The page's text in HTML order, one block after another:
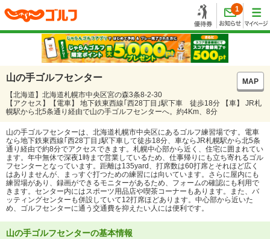
1
山の手ゴルフセンター
MAP
【北海道】北海道札幌市中央区宮の森3条8-2-30
【アクセス】【電車】 地下鉄東西線｢西28丁目｣駅下車 徒歩18分 【車】 JR札
幌駅から北5条通り経由で山の手ゴルフセンターへ。約4Km、8分
山の手ゴルフセンターは、北海道札幌市中央区にあるゴルフ練習場です。電車
なら地下鉄東西線｢西28丁目｣駅下車して徒歩18分、車ならJR札幌駅から北5条
通り経由で約8分でアクセスできます。札幌中心部から近く、住宅に囲まれてい
ます。年中無休で深夜1時まで営業しているため、仕事帰りにも立ち寄れるゴル
フセンターとなっています。距離は135yard、打席数は60打席とそれほど広く
はありませんが、まっすぐ打つための練習には向いています。さらに屋内にも
練習場があり、録画ができるモニターがあるため、フォームの確認にも利用で
きます。センター内にはスポーツ用品店や喫茶コーナーもあります。また、バ
ッティングセンターも併設していて12打席ほどあります。中心部から近いた
め、ゴルフセンターに通う交通費を抑えたい人には便利です。
山の手ゴルフセンターの基本情報